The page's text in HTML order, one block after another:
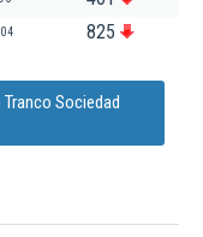
825
Sociedad